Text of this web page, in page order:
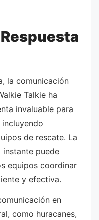
la comunicación
Talkie ha
invaluable para
de rescate. La
puede
equipos coordinar
y efectiva.
en
como huracanes,